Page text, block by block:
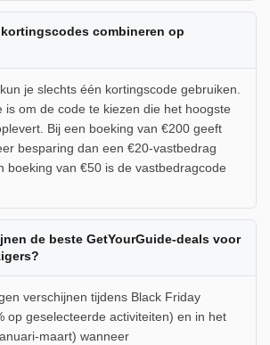
combineren op
je slechts één kortingscode gebruiken.
is om de code te kiezen die het hoogste
Bij een boeking van €200 geeft
besparing dan een €20-vastbedrag
boeking van €50 is de vastbedragcode
de beste GetYourGuide-deals voor
verschijnen tijdens Black Friday
op geselecteerde activiteiten) en in het
maart) wanneer